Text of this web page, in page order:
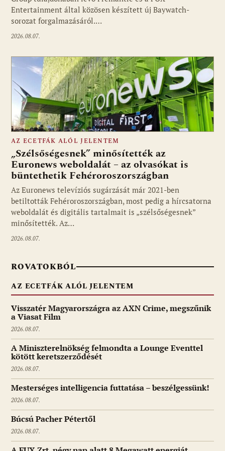
Entertainment által közösen készített új Baywatch-
sorozat forgalmazásáról.…
2026.08.07.
Fotó: media1.hu
AZ ECETFÁK ALÓL JELENTEM
„Szélsőségesnek” minősítették az
Euronews weboldalát – az olvasókat is
büntethetik Fehéroroszországban
Az Euronews televíziós sugárzását már 2021-ben
betiltották Fehéroroszországban, most pedig a hírcsatorna
weboldalát és digitális tartalmait is „szélsőségesnek”
minősítették. Az…
2026.08.07.
ROVATOKBÓL
AZ ECETFÁK ALÓL JELENTEM
Visszatér Magyarországra az AXN Crime, megszűnik
a Viasat Film
2026.08.07.
A Miniszterelnökség felmondta a Lounge Eventtel
kötött keretszerződését
2026.08.07.
Mesterséges intelligencia futtatása – beszélgessünk!
2026.08.07.
Búcsú Pacher Pétertől
2026.08.07.